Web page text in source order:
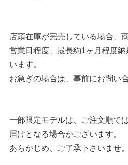
店頭在庫が完売している場合、
営業日程度、最長約1ヶ月程度
います。
お急ぎの場合は、事前にお問い
一部限定モデルは、ご注文順で
届けとなる場合がございます。
あらかじめ、ご了承下さいませ。